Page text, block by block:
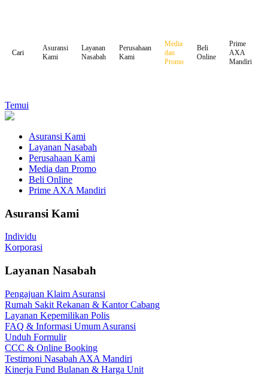
Cari
Asuransi
Kami
Layanan
Nasabah
Perusahaan
Kami
Media
dan
Promo
Beli
Online
Prime
AXA
Mandiri
Temui
Asuransi Kami
Layanan Nasabah
Perusahaan Kami
Media dan Promo
Beli Online
Prime AXA Mandiri
Asuransi Kami
Individu
Korporasi
Layanan Nasabah
Pengajuan Klaim Asuransi
Rumah Sakit Rekanan & Kantor Cabang
Layanan Kepemilikan Polis
FAQ & Informasi Umum Asuransi
Unduh Formulir
CCC & Online Booking
Testimoni Nasabah AXA Mandiri
Kinerja Fund Bulanan & Harga Unit